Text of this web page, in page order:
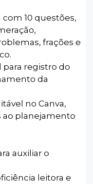
com 10 questões,
frações e
para registro do
da
no Canva,
ao planejamento
auxiliar o
leitora e